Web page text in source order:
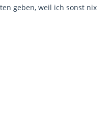
geben, weil ich sonst nix